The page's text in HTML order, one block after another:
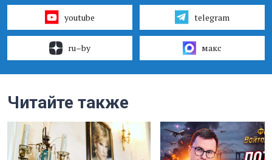
youtube telegram
ru–by макс
Читайте также